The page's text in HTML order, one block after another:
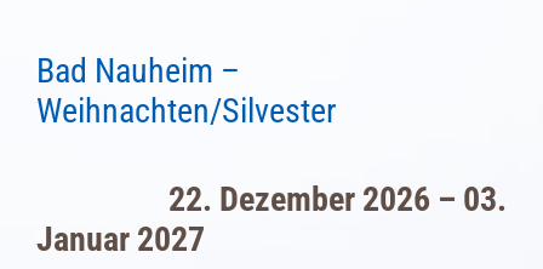
Bad Nauheim –
Weihnachten/Silvester
22. Dezember 2026 – 03.
Januar 2027